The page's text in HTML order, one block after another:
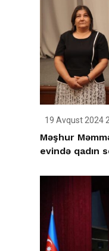
19 Avqust 2024
Məşhur
evində qadın